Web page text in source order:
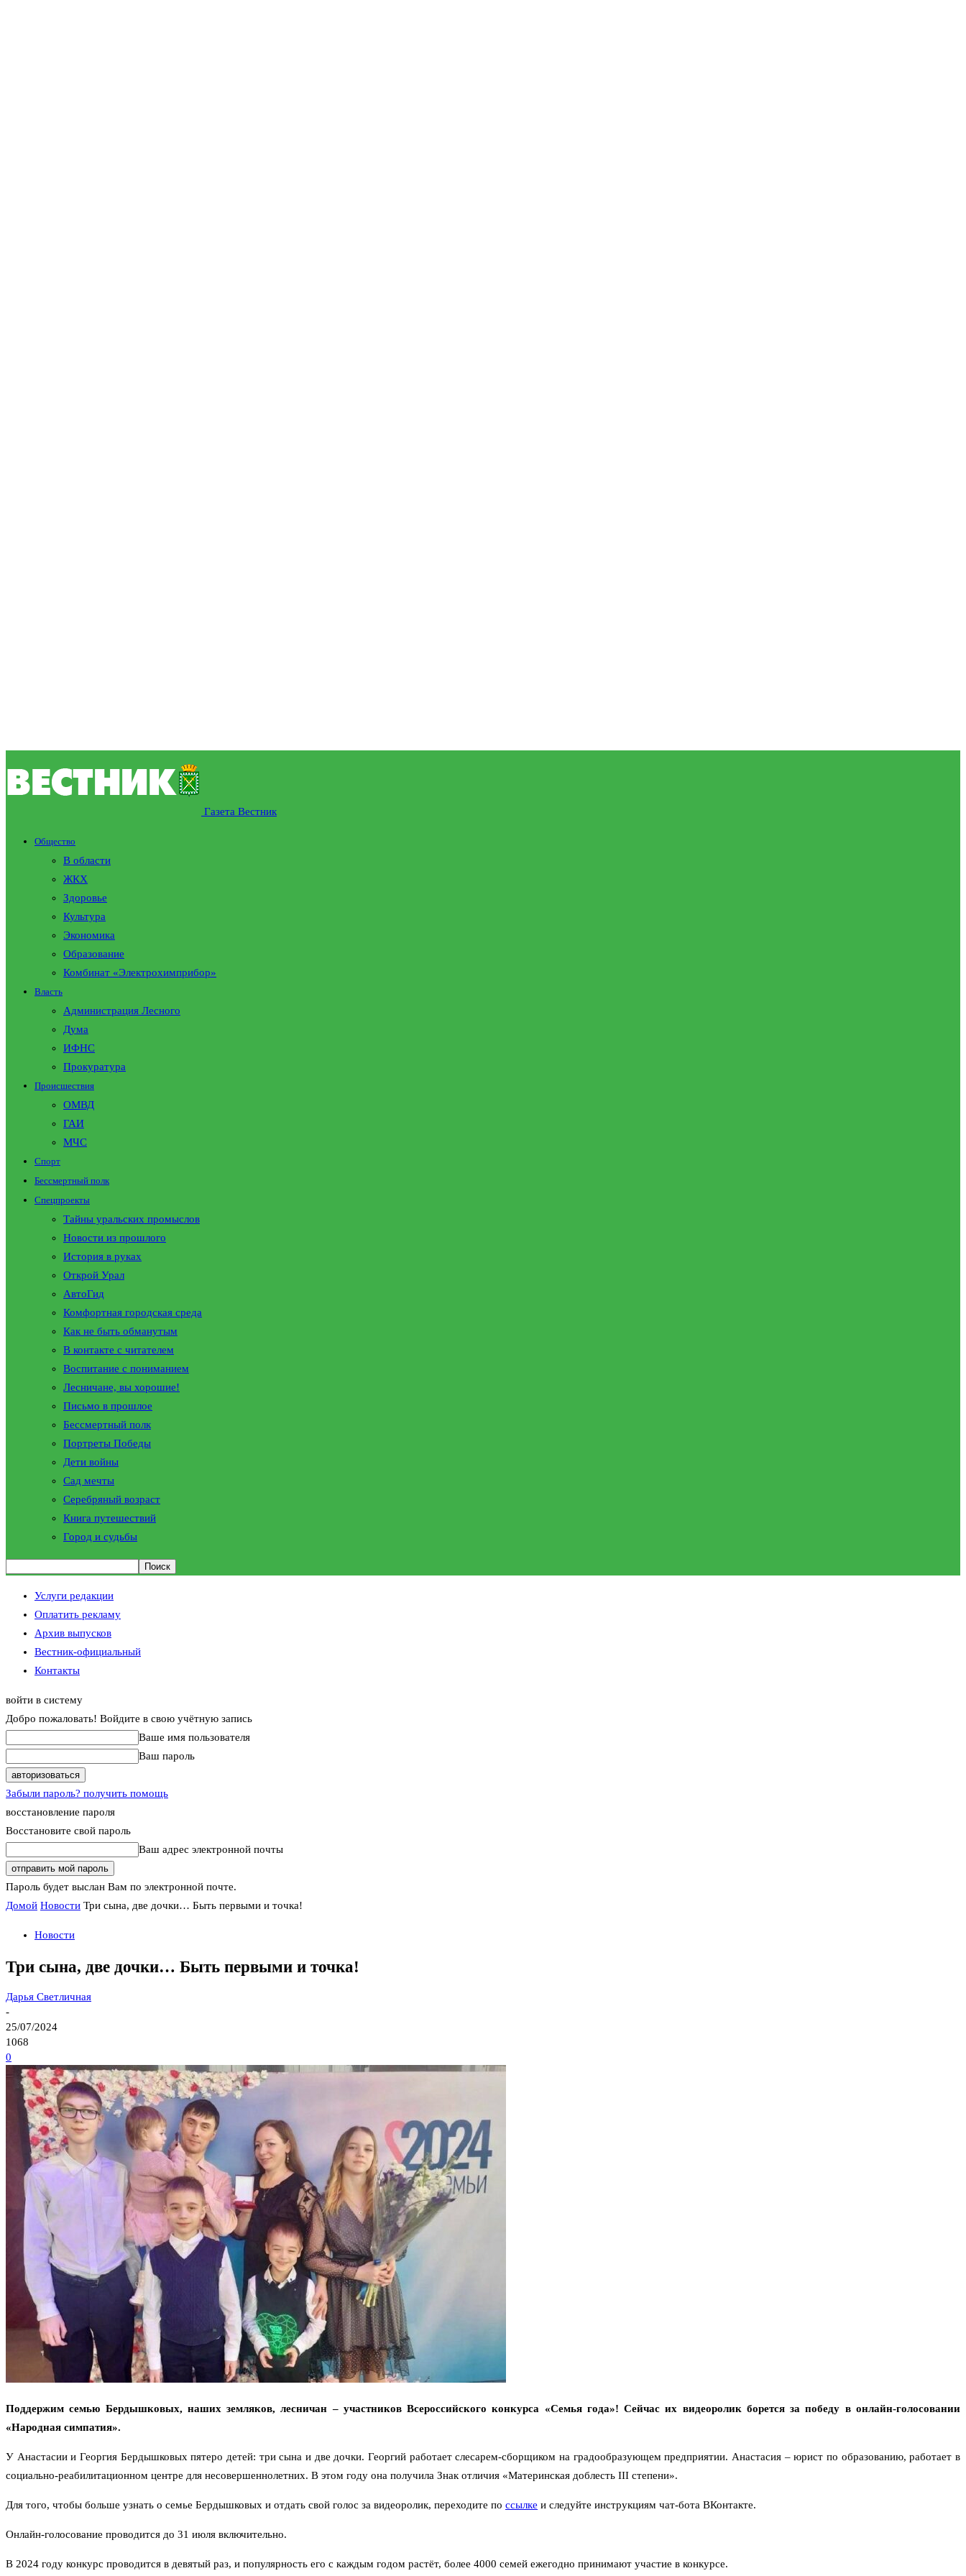
Газета Вестник
Общество
В области
ЖКХ
Здоровье
Культура
Экономика
Образование
Комбинат «Электрохимприбор»
Власть
Администрация Лесного
Дума
ИФНС
Прокуратура
Происшествия
ОМВД
ГАИ
МЧС
Спорт
Бессмертный полк
Спецпроекты
Тайны уральских промыслов
Новости из прошлого
История в руках
Открой Урал
АвтоГид
Комфортная городская среда
Как не быть обманутым
В контакте с читателем
Воспитание с пониманием
Лесничане, вы хорошие!
Письмо в прошлое
Бессмертный полк
Портреты Победы
Дети войны
Сад мечты
Серебряный возраст
Книга путешествий
Город и судьбы
Услуги редакции
Оплатить рекламу
Архив выпусков
Вестник-официальный
Контакты
войти в систему
Добро пожаловать! Войдите в свою учётную запись
Ваше имя пользователя
Ваш пароль
Забыли пароль? получить помощь
восстановление пароля
Восстановите свой пароль
Ваш адрес электронной почты
Пароль будет выслан Вам по электронной почте.
Домой Новости Три сына, две дочки… Быть первыми и точка!
Новости
Три сына, две дочки… Быть первыми и точка!
Дарья Светличная
-
25/07/2024
1068
0
Поддержим семью Бердышковых, наших земляков, лесничан – участников Всероссийского конкурса «Семья года»! Сейчас их видеоролик борется за победу в онлайн-голосовании
«Народная симпатия».
У Анастасии и Георгия Бердышковых пятеро детей: три сына и две дочки. Георгий работает слесарем-сборщиком на градообразующем предприятии. Анастасия – юрист по образованию, работает в
социально-реабилитационном центре для несовершеннолетних. В этом году она получила Знак отличия «Материнская доблесть III степени».
Для того, чтобы больше узнать о семье Бердышковых и отдать свой голос за видеоролик, переходите по ссылке и следуйте инструкциям чат-бота ВКонтакте.
Онлайн-голосование проводится до 31 июля включительно.
В 2024 году конкурс проводится в девятый раз, и популярность его с каждым годом растёт, более 4000 семей ежегодно принимают участие в конкурсе.